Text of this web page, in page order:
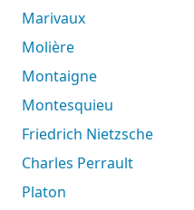
Marivaux
Molière
Montaigne
Montesquieu
Friedrich Nietzsche
Charles Perrault
Platon